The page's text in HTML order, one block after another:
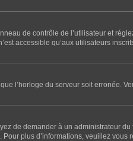
de contrôle de l’utilisateur et
accessible qu’aux utilisateurs
l’horloge du serveur soit erronée.
de demander à un administrateur
plus d’informations, veuillez vous